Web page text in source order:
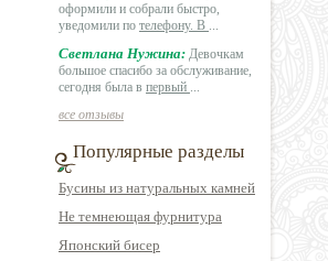
оформили и собрали быстро,
уведомили по телефону. В ...
Светлана Нужина: Девочкам
большое спасибо за обслуживание,
сегодня была в первый ...
все отзывы
Популярные разделы
Бусины из натуральных камней
Не темнеющая фурнитура
Японский бисер